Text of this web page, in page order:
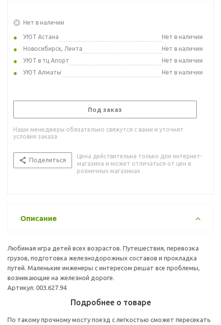
Нет в наличии
УЮТ Астана
Нет в наличии
Новосибирск, Лента
Нет в наличии
УЮТ в тц Апорт
Нет в наличии
УЮТ Алматы
Нет в наличии
Под заказ
Наши менеджеры обязательно свяжутся с вами и уточнят
условия заказа
Поделиться
Цена действительна только для интернет-
магазина и может отличаться от цен в
розничных магазинах
Описание
Любимая игра детей всех возрастов. Путешествия, перевозка
грузов, подготовка железнодорожных составов и прокладка
путей. Маленькие инженеры с интересом решат все проблемы,
возникающие на железной дороге.
Артикул: 003.627.94
Подробнее о товаре
По такому прочному мосту поезд с легкостью сможет пересекать